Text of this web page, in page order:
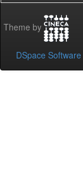
Theme by
DSpace Software